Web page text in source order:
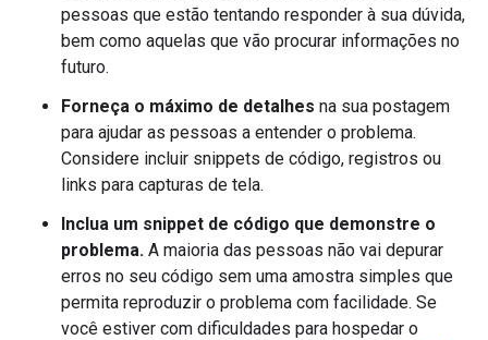
pessoas que estão tentando responder à sua dúvida,
bem como aquelas que vão procurar informações no
futuro.
Forneça o máximo de detalhes na sua postagem
para ajudar as pessoas a entender o problema.
Considere incluir snippets de código, registros ou
links para capturas de tela.
Inclua um snippet de código que demonstre o
problema. A maioria das pessoas não vai depurar
erros no seu código sem uma amostra simples que
permita reproduzir o problema com facilidade. Se
você estiver com dificuldades para hospedar o